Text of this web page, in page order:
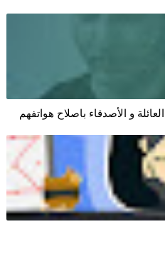
و الأصدقاء باصلاح هواتفهم